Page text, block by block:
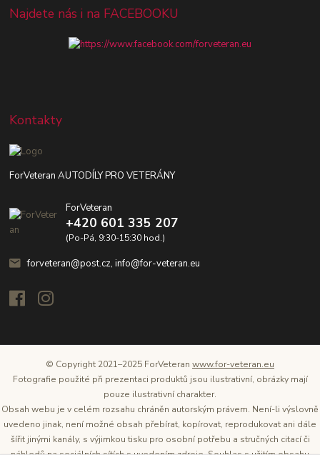
Najdete nás i na FACEBOOKU
Kontakty
ForVeteran AUTODÍLY PRO VETERÁNY
ForVeteran
+420 601 335 207
(Po-Pá, 9:30-15:30 hod.)
forveteran@post.cz, info@for-veteran.eu
© Copyright 2021–2025 ForVeteran www.for-veteran.eu
Fotografie použité při prezentaci produktů jsou ilustrativní, obrázky mají
pouze ilustrativní charakter.
Obsah webu je v celém rozsahu chráněn autorským právem. Není-li výslovně
uvedeno jinak, není možné obsah přebírat, kopírovat, reprodukovat ani dále
šířit jinými kanály, s výjimkou tisku pro osobní potřebu a stručných citací či
náhledů na sociálních sítích s uvedením zdroje. Souhlas s užitím obsahu